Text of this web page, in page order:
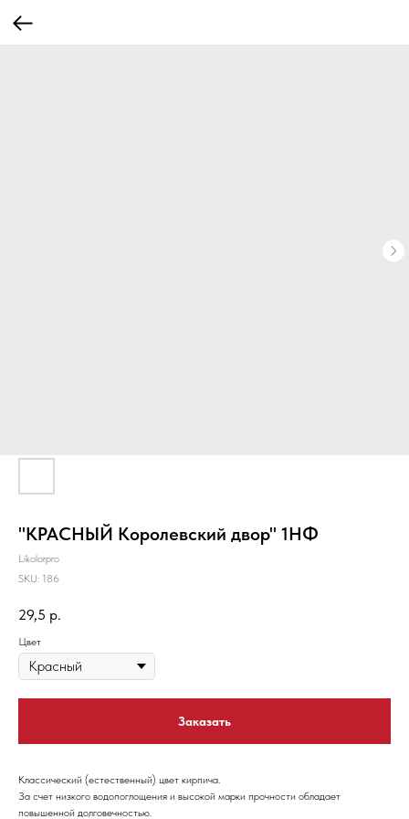
"КРАСНЫЙ Королевский двор" 1НФ
Likolorpro
SKU: 186
29,5 р.
Цвет
Заказать
Классический (естественный) цвет кирпича.
За счет низкого водопоглощения и высокой марки прочности обладает
повышенной долговечностью.